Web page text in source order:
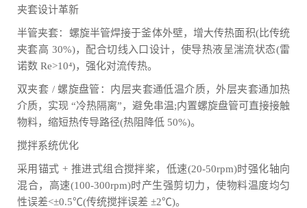
夹套设计革新
半管夹套：螺旋半管焊接于釜体外壁，增大传热面积(比传统
夹套高 30%)，配合切线入口设计，使导热液呈湍流状态(雷
诺数 Re>10⁴)，强化对流传热。
双夹套 / 螺旋盘管：内层夹套通低温介质，外层夹套通加热
介质，实现 “冷热隔离”，避免串温;内置螺旋盘管可直接接触
物料，缩短热传导路径(热阻降低 50%)。
搅拌系统优化
采用锚式 + 推进式组合搅拌桨，低速(20-50rpm)时强化轴向
混合，高速(100-300rpm)时产生强剪切力，使物料温度均匀
性误差<±0.5℃(传统搅拌误差 ±2℃)。